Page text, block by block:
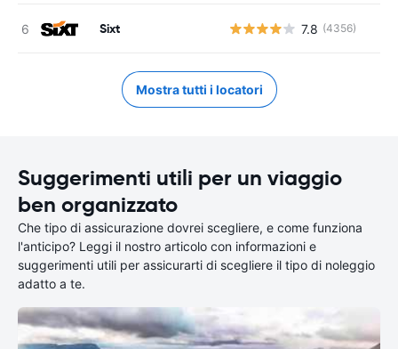
Sixt 7.8 (4356)
Mostra tutti i locatori
Suggerimenti utili per un viaggio
ben organizzato
Che tipo di assicurazione dovrei scegliere, e come funziona
l'anticipo? Leggi il nostro articolo con informazioni e
suggerimenti utili per assicurarti di scegliere il tipo di noleggio
adatto a te.